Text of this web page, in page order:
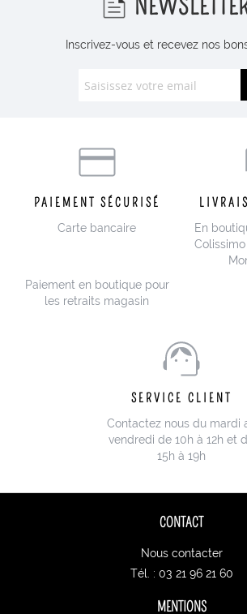
Inscrivez-vous et recevez nos
PAIEMENT SÉCURISÉ
Carte bancaire
Paiement en boutique pour
les retraits magasin
En
SERVICE CLIENT
Contactez nous du mardi
vendredi de 10h à 12h et
15h à 19h
CONTACT
Nous contacter
Tél. : 03 21 96 21 60
MENTIONS